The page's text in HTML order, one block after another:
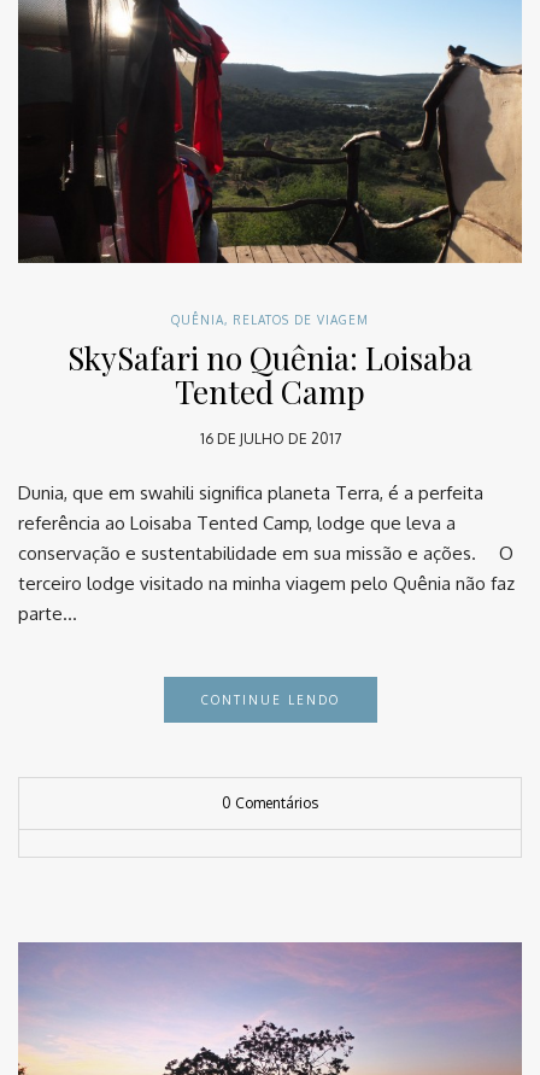
QUÊNIA, RELATOS DE VIAGEM
SkySafari no Quênia: Loisaba
Tented Camp
16 DE JULHO DE 2017
Dunia, que em swahili significa planeta Terra, é a perfeita
referência ao Loisaba Tented Camp, lodge que leva a
conservação e sustentabilidade em sua missão e ações. ⠀ O
terceiro lodge visitado na minha viagem pelo Quênia não faz
parte…
CONTINUE LENDO
0 Comentários